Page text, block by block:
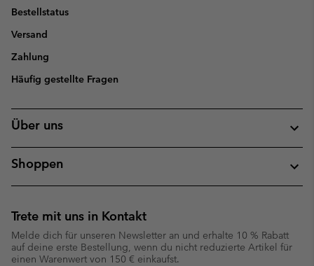
Bestellstatus
Versand
Zahlung
Häufig gestellte Fragen
Über uns
Shoppen
Trete mit uns in Kontakt
Melde dich für unseren Newsletter an und erhalte 10 % Rabatt
auf deine erste Bestellung, wenn du nicht reduzierte Artikel für
einen Warenwert von 150 € einkaufst.